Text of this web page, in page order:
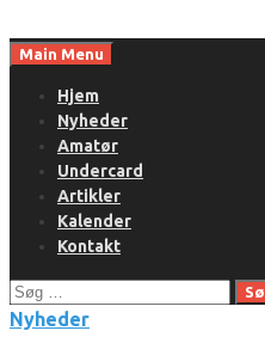
toMain Menu
Hjem
Nyheder
Amatør
Undercard
Artikler
Kalender
Kontakt
Søg
efter:
Nyheder